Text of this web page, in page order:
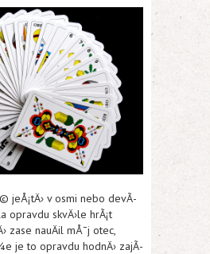
jeÅ¡tÄ› v osmi nebo devÃ­
opravdu skvÄ›le hrÃ¡t
zase nauÄil mÅ¯j otec,
je to opravdu hodnÄ› zajÃ­